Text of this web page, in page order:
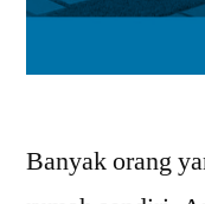
Banyak orang